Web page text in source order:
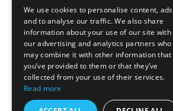
Kundendienst
Häufig gestellte Fragen
Versand & Lieferung
Rückgabe
Zahlungsarten
Allgemeine
Geschäftsbedingungen
We use cookies to personalise content, ads
and to analyse our traffic. We also share
information about your use of our site with
our advertising and analytics partners who
may combine it with other information that
you’ve provided to them or that they’ve
collected from your use of their services.
Read more